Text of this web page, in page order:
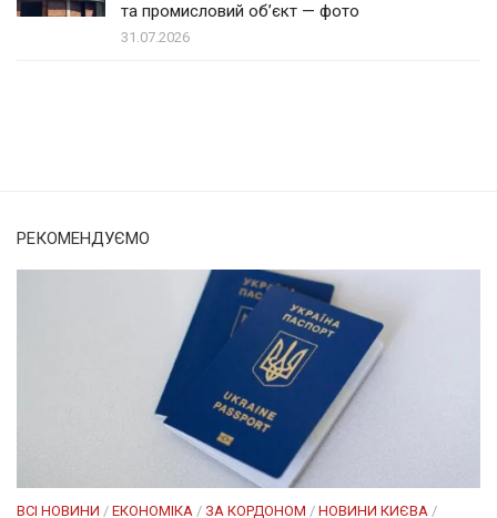
та промисловий об’єкт — фото
31.07.2026
РЕКОМЕНДУЄМО
ВСІ НОВИНИ / ЕКОНОМІКА / ЗА КОРДОНОМ / НОВИНИ КИЄВА /